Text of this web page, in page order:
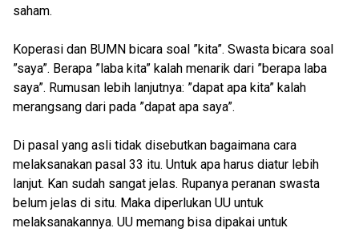
saham.
Koperasi dan BUMN bicara soal ”kita”. Swasta bicara soal
”saya”. Berapa ”laba kita” kalah menarik dari ”berapa laba
saya”. Rumusan lebih lanjutnya: ”dapat apa kita” kalah
merangsang dari pada ”dapat apa saya”.
Di pasal yang asli tidak disebutkan bagaimana cara
melaksanakan pasal 33 itu. Untuk apa harus diatur lebih
lanjut. Kan sudah sangat jelas. Rupanya peranan swasta
belum jelas di situ. Maka diperlukan UU untuk
melaksanakannya. UU memang bisa dipakai untuk